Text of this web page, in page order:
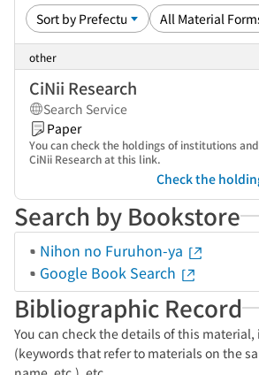
other
CiNii Research
Search Service
Paper
You can check the holdings of institutions
CiNii Research at this link.
Check the
Search by Bookstore
Nihon no Furuhon-ya
Google Book Search
Bibliographic Record
You can check the details of this
(keywords that refer to materials on the